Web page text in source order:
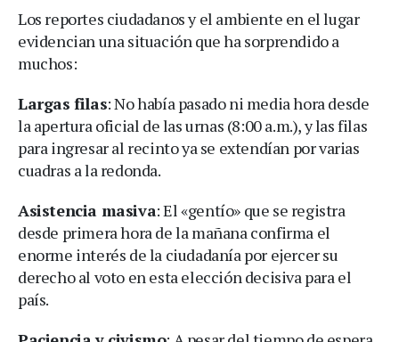
Los reportes ciudadanos y el ambiente en el lugar
evidencian una situación que ha sorprendido a
muchos:
Largas filas: No había pasado ni media hora desde
la apertura oficial de las urnas (8:00 a.m.), y las filas
para ingresar al recinto ya se extendían por varias
cuadras a la redonda.
Asistencia masiva: El «gentío» que se registra
desde primera hora de la mañana confirma el
enorme interés de la ciudadanía por ejercer su
derecho al voto en esta elección decisiva para el
país.